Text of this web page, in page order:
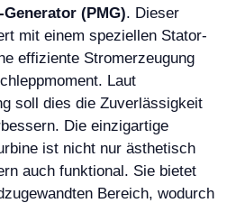
(PMG). Dieser
mit einem speziellen Stator-
effiziente Stromerzeugung
Laut
soll dies die Zuverlässigkeit
Die einzigartige
ist nicht nur ästhetisch
auch funktional. Sie bietet
Bereich, wodurch